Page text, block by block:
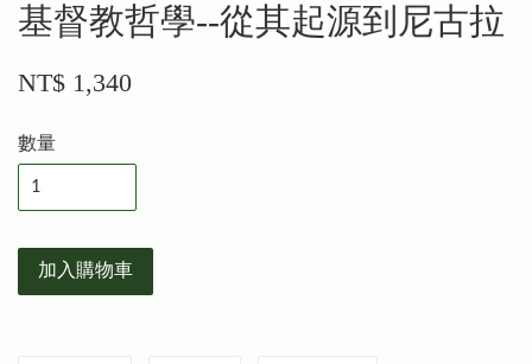
基督教哲學--從其起源到尼古拉
NT$ 1,340
數量
加入購物車